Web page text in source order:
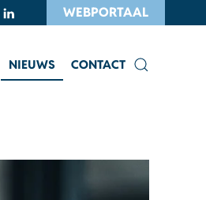
WEBPORTAAL
NIEUWS CONTACT